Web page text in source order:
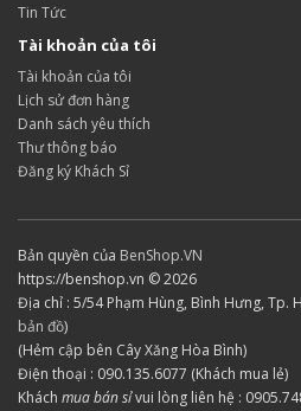
Tin Tức
Tài khoản của tôi
Tài khoản của tôi
Lịch sử đơn hàng
Danh sách yêu thích
Thư thông báo
Đăng ký Khách Sỉ
Bản quyền của BenShop.VN
https://benshop.vn © 2026
Địa chỉ : 5/54 Phạm Hùng, Bình Hưng, Tp.
bản đồ)
(Hẻm cập bên Cây Xăng Hòa Bình)
Điện thoại : 090.135.6077 (Khách mua lẻ)
Khách mua bán sỉvui lòng liên hệ :